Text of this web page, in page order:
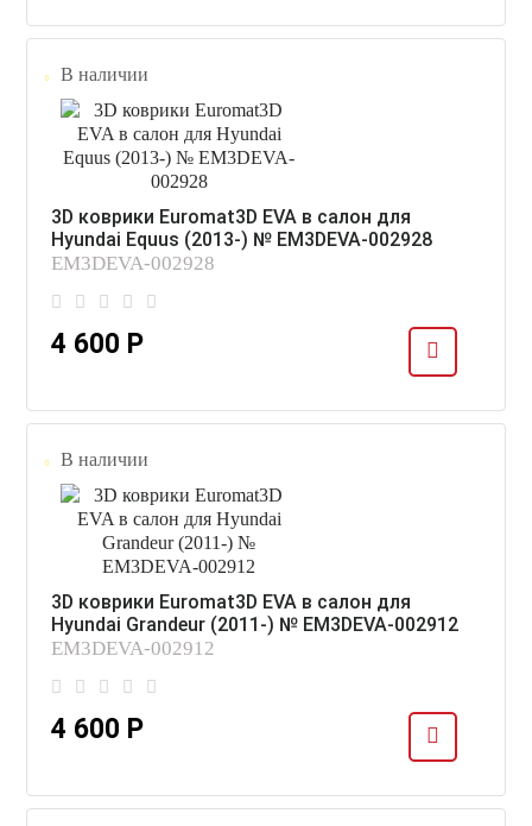
В наличии
3D коврики Euromat3D EVA в салон для
Hyundai Equus (2013-) № EM3DEVA-002928
EM3DEVA-002928
4 600 Р
В наличии
3D коврики Euromat3D EVA в салон для
Hyundai Grandeur (2011-) № EM3DEVA-002912
EM3DEVA-002912
4 600 Р